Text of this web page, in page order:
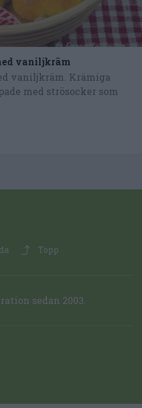
vaniljkräm
vaniljkräm. Krämiga
med strösocker som
Topp
sedan 2003.